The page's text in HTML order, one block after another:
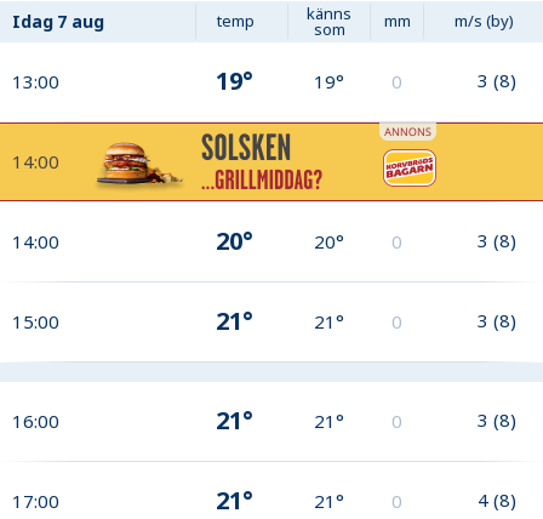
Idag 7 aug temp känns
som mm m/s (by)
13:00 19° 19° 0 3 (8)
14:00
14:00 20° 20° 0 3 (8)
15:00 21° 21° 0 3 (8)
16:00 21° 21° 0 3 (8)
17:00 21° 21° 0 4 (8)